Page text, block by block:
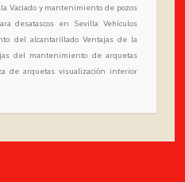
Vaciado y mantenimiento de pozos
desatascos en Sevilla Vehículos
del alcantarillado Ventajas de la
del mantenimiento de arquetas
de arquetas visualización interior